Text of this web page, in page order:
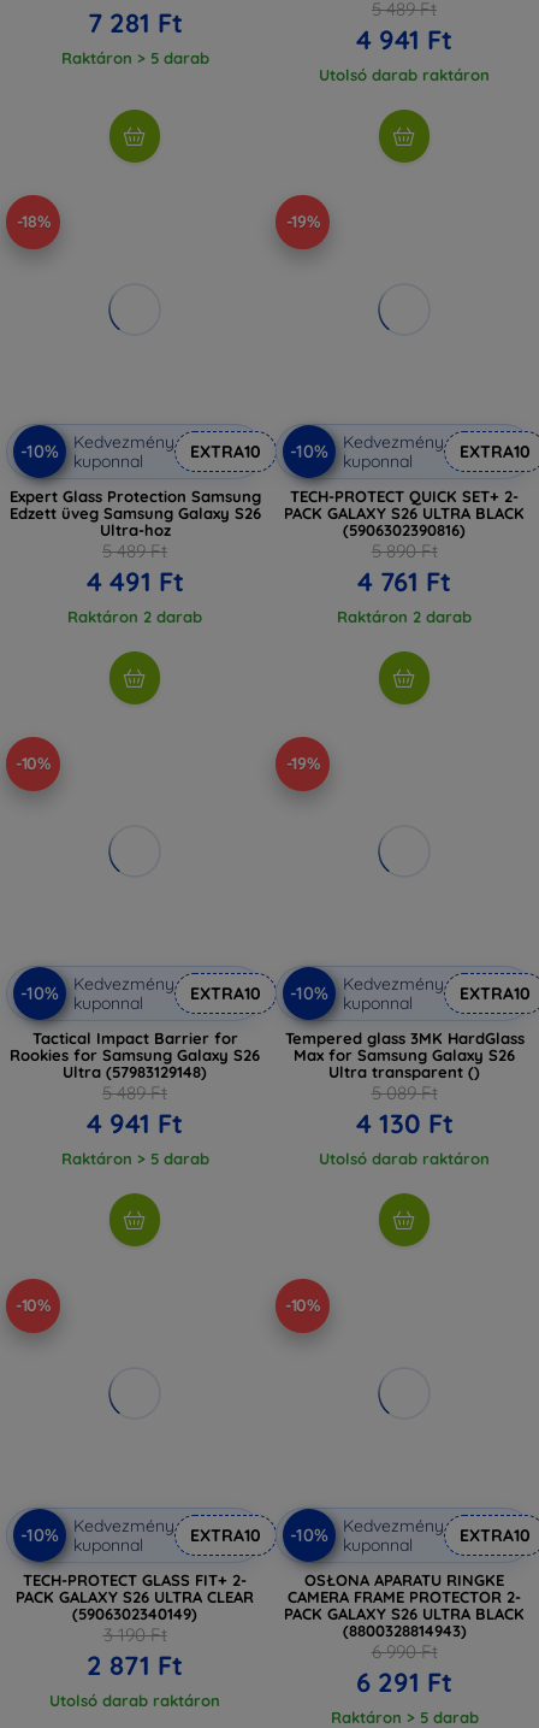
7 281 Ft
Raktáron > 5 darab
5 489 Ft
4 941 Ft
Utolsó darab raktáron
-18%
-10%
Kedvezmény
kuponnal
EXTRA10
Expert Glass Protection Samsung
Edzett üveg Samsung Galaxy S26
Ultra-hoz
5 489 Ft
4 491 Ft
Raktáron 2 darab
-19%
-10%
Kedvezmény
kuponnal
EXTRA10
TECH-PROTECT QUICK SET+ 2-
PACK GALAXY S26 ULTRA BLACK
(5906302390816)
5 890 Ft
4 761 Ft
Raktáron 2 darab
-10%
-10%
Kedvezmény
kuponnal
EXTRA10
Tactical Impact Barrier for
Rookies for Samsung Galaxy S26
Ultra (57983129148)
5 489 Ft
4 941 Ft
Raktáron > 5 darab
-19%
-10%
Kedvezmény
kuponnal
EXTRA10
Tempered glass 3MK HardGlass
Max for Samsung Galaxy S26
Ultra transparent ()
5 089 Ft
4 130 Ft
Utolsó darab raktáron
-10%
-10%
Kedvezmény
kuponnal
EXTRA10
TECH-PROTECT GLASS FIT+ 2-
PACK GALAXY S26 ULTRA CLEAR
(5906302340149)
3 190 Ft
2 871 Ft
Utolsó darab raktáron
-10%
-10%
Kedvezmény
kuponnal
EXTRA10
OSŁONA APARATU RINGKE
CAMERA FRAME PROTECTOR 2-
PACK GALAXY S26 ULTRA BLACK
(8800328814943)
6 990 Ft
6 291 Ft
Raktáron > 5 darab